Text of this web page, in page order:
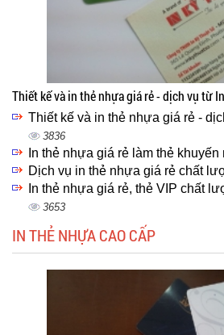
Thiết kế và in thẻ nhựa giá rẻ - dịch vụ từ
Thiết kế và in thẻ nhựa giá rẻ -
3836
In thẻ nhựa giá rẻ làm thẻ khuyến
Dịch vụ in thẻ nhựa giá rẻ chất
In thẻ nhựa giá rẻ, thẻ VIP chất
3653
IN THẺ NHỰA CAO CẤP